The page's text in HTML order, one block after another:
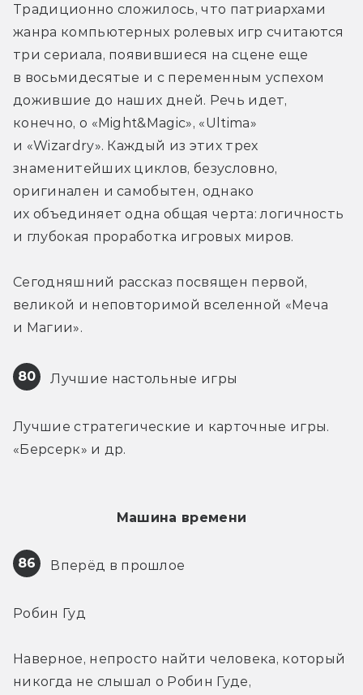
Традиционно сложилось, что патриархами
жанра компьютерных ролевых игр считаются
три сериала, появившиеся на сцене еще
в восьмидесятые и с переменным успехом
дожившие до наших дней. Речь идет,
конечно, о «Might&Magic», «Ultima»
и «Wizardry». Каждый из этих трех
знаменитейших циклов, безусловно,
оригинален и самобытен, однако
их объединяет одна общая черта: логичность
и глубокая проработка игровых миров.
Сегодняшний рассказ посвящен первой,
великой и неповторимой вселенной «Меча
и Магии».
80 Лучшие настольные игры
Лучшие стратегические и карточные игры.
«Берсерк» и др.
Машина времени
86 Вперёд в прошлое
Робин Гуд
Наверное, непросто найти человека, который
никогда не слышал о Робин Гуде,